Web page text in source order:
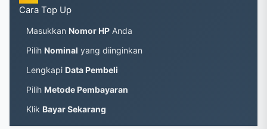
Cara Top Up
Masukkan Nomor HP Anda
Pilih Nominal yang diinginkan
Lengkapi Data Pembeli
Pilih Metode Pembayaran
Klik Bayar Sekarang